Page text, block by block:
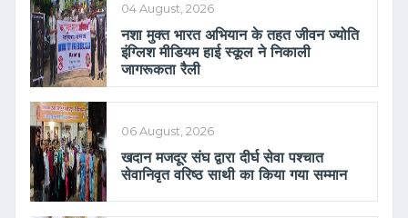
04 August, 2026
नशा मुक्त भारत अभियान के तहत जीवन ज्योति
इंग्लिश मीडियम हाई स्कूल ने निकाली
जागरूकता रैली
06 August, 2026
खदान मजदूर संघ द्वारा दीर्घ सेवा पश्चात
सेवानिवृत वरिष्ठ साथी का किया गया सम्मान